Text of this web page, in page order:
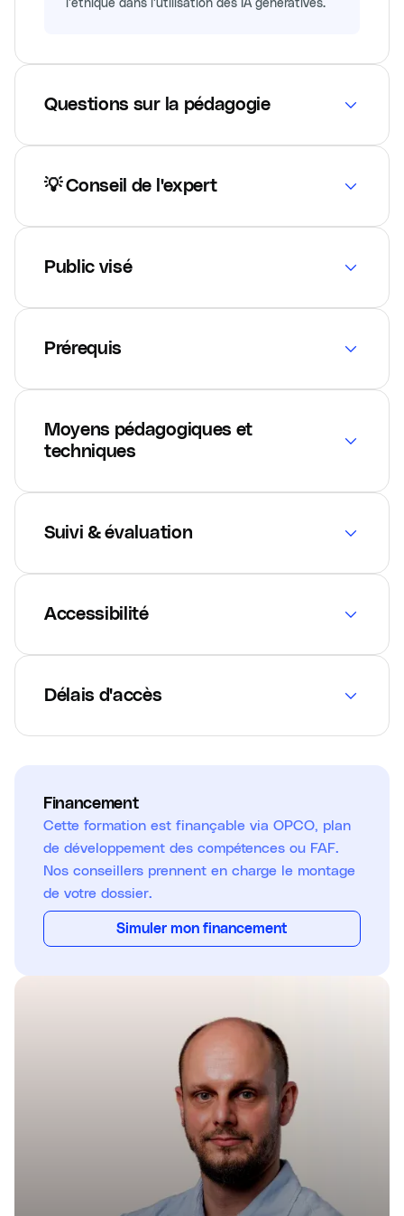
Questions sur la pédagogie
💡 Conseil de l'expert
Public visé
Prérequis
Moyens pédagogiques et
techniques
Suivi & évaluation
Accessibilité
Délais d'accès
Financement
Cette formation est finançable via OPCO, plan
de développement des compétences ou FAF.
Nos conseillers prennent en charge le montage
de votre dossier.
Simuler mon financement